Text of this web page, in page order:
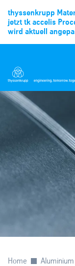
thyssenkrupp
jetzt tk accelis
wird aktuell
Home Aluminium